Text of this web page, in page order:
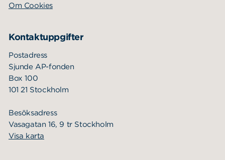
Om Cookies
Kontaktuppgifter
Postadress
Sjunde AP-fonden
Box 100
101 21 Stockholm
Besöksadress
Vasagatan 16, 9 tr Stockholm
Visa karta